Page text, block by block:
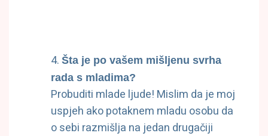
Šta je po vašem mišljenu svrha
rada s mladima?
Probuditi mlade ljude! Mislim da je moj
uspjeh ako potaknem mladu osobu da
o sebi razmišlja na jedan drugačiji